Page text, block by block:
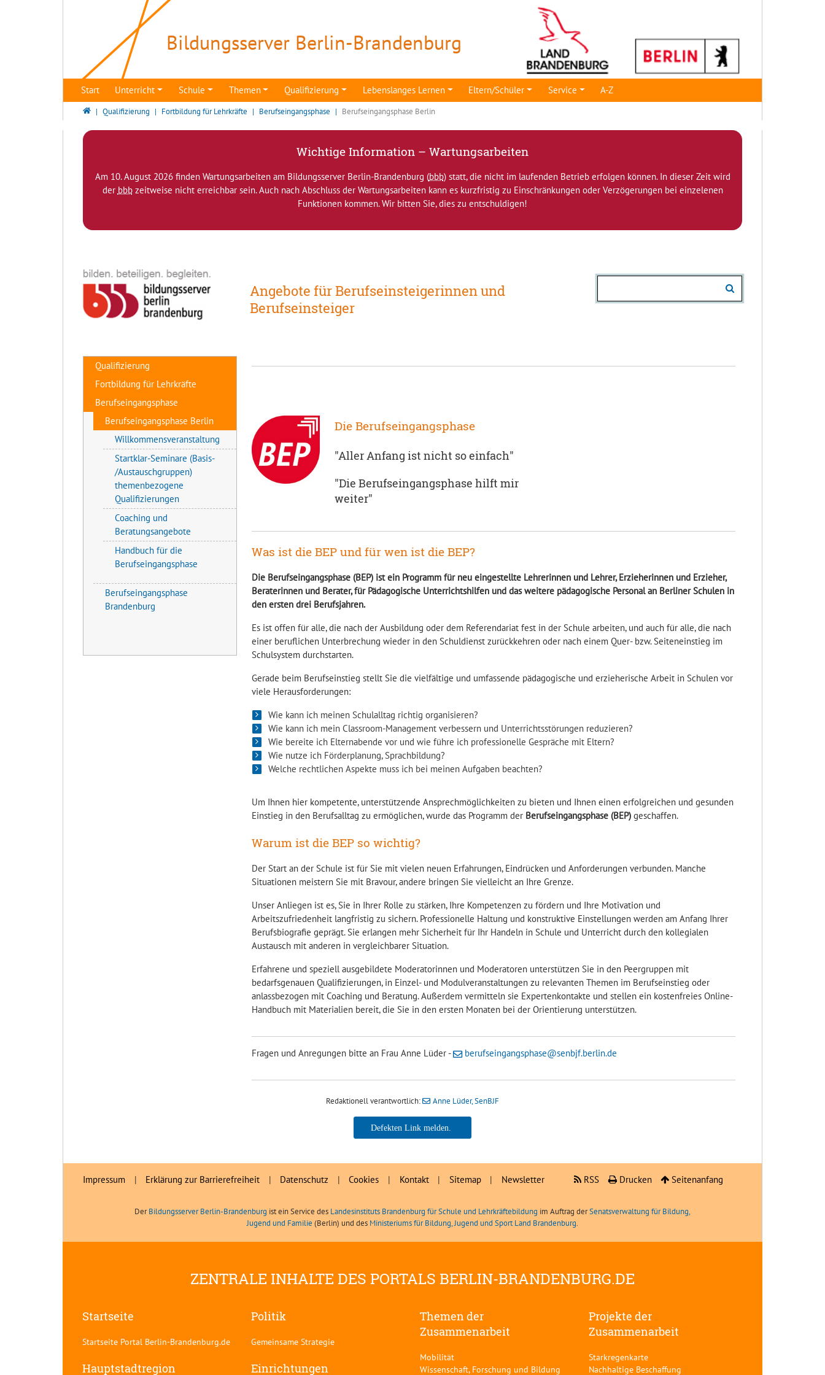
Bildungsserver Berlin-Brandenburg
Start Unterricht Schule Themen Qualifizierung Lebenslanges Lernen Eltern/Schüler Service A-Z
Bildungsserver Berlin - Brandenburg
Qualifizierung Fortbildung für Lehrkräfte Berufseingangsphase Berufseingangsphase Berlin
Wichtige Information – Wartungsarbeiten
Am 10. August 2026 finden Wartungsarbeiten am Bildungsserver Berlin-Brandenburg (bbb) statt, die nicht im laufenden Betrieb erfolgen können. In dieser Zeit wird
der bbbzeitweise nicht erreichbar sein. Auch nach Abschluss der Wartungsarbeiten kann es kurzfristig zu Einschränkungen oder Verzögerungen bei einzelenen
Funktionen kommen. Wir bitten Sie, dies zu entschuldigen!
Angebote für Berufseinsteigerinnen und
Berufseinsteiger
Die Berufseingangsphase
"Aller Anfang ist nicht so einfach"
"Die Berufseingangsphase hilft mir
weiter"
Was ist die BEP und für wen ist die BEP?
Die Berufseingangsphase (BEP) ist ein Programm für neu eingestellte Lehrerinnen und Lehrer, Erzieherinnen und Erzieher,
Beraterinnen und Berater, für Pädagogische Unterrichtshilfen und das weitere pädagogische Personal an Berliner Schulen in
den ersten drei Berufsjahren.
Es ist offen für alle, die nach der Ausbildung oder dem Referendariat fest in der Schule arbeiten, und auch für alle, die nach
einer beruflichen Unterbrechung wieder in den Schuldienst zurückkehren oder nach einem Quer- bzw. Seiteneinstieg im
Schulsystem durchstarten.
Gerade beim Berufseinstieg stellt Sie die vielfältige und umfassende pädagogische und erzieherische Arbeit in Schulen vor
viele Herausforderungen:
Wie kann ich meinen Schulalltag richtig organisieren?
Wie kann ich mein Classroom-Management verbessern und Unterrichtsstörungen reduzieren?
Wie bereite ich Elternabende vor und wie führe ich professionelle Gespräche mit Eltern?
Wie nutze ich Förderplanung, Sprachbildung?
Welche rechtlichen Aspekte muss ich bei meinen Aufgaben beachten?
Um Ihnen hier kompetente, unterstützende Ansprechmöglichkeiten zu bieten und Ihnen einen erfolgreichen und gesunden
Einstieg in den Berufsalltag zu ermöglichen, wurde das Programm der Berufseingangsphase (BEP)geschaffen.
Warum ist die BEP so wichtig?
Der Start an der Schule ist für Sie mit vielen neuen Erfahrungen, Eindrücken und Anforderungen verbunden. Manche
Situationen meistern Sie mit Bravour, andere bringen Sie vielleicht an Ihre Grenze.
Unser Anliegen ist es, Sie in Ihrer Rolle zu stärken, Ihre Kompetenzen zu fördern und Ihre Motivation und
Arbeitszufriedenheit langfristig zu sichern. Professionelle Haltung und konstruktive Einstellungen werden am Anfang Ihrer
Berufsbiografie geprägt. Sie erlangen mehr Sicherheit für Ihr Handeln in Schule und Unterricht durch den kollegialen
Austausch mit anderen in vergleichbarer Situation.
Erfahrene und speziell ausgebildete Moderatorinnen und Moderatoren unterstützen Sie in den Peergruppen mit
bedarfsgenauen Qualifizierungen, in Einzel- und Modulveranstaltungen zu relevanten Themen im Berufseinstieg oder
anlassbezogen mit Coaching und Beratung. Außerdem vermitteln sie Expertenkontakte und stellen ein kostenfreies Online-
Handbuch mit Materialien bereit, die Sie in den ersten Monaten bei der Orientierung unterstützen.
Fragen und Anregungen bitte an Frau Anne Lüder - berufseingangsphase@senbjf.berlin.de
Qualifizierung
Fortbildung für Lehrkräfte
Berufseingangsphase
Berufseingangsphase Berlin
Willkommensveranstaltung
Startklar-Seminare (Basis-
/Austauschgruppen)
themenbezogene
Qualifizierungen
Coaching und
Beratungsangebote
Handbuch für die
Berufseingangsphase
Berufseingangsphase
Brandenburg
Redaktionell verantwortlich: Anne Lüder, SenBJF
Anne Lüder, SenBJF
Impressum | Erklärung zur Barrierefreiheit | Datenschutz | Cookies | Kontakt | Sitemap | Newsletter RSS Drucken Seitenanfang
DerBildungsserver Berlin-Brandenburg ist ein Service des Landesinstituts Brandenburg für Schule und Lehrkräftebildung im Auftrag derSenatsverwaltung für Bildung,
Jugend und Familie (Berlin) und des Ministeriums für Bildung, Jugend und Sport Land Brandenburg.
ZENTRALE INHALTE DES PORTALS BERLIN-BRANDENBURG.DE
Startseite
Startseite Portal Berlin-Brandenburg.de
Hauptstadtregion
Politik
Gemeinsame Strategie
Einrichtungen
Themen der
Zusammenarbeit
Mobilität
Wissenschaft, Forschung und Bildung
Projekte der
Zusammenarbeit
Starkregenkarte
Nachhaltige Beschaffung